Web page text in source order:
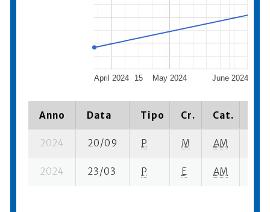
April 2024 May 2024 June 2024
15
Anno Data Tipo Cr. Cat.
2024 20/09 P M AM
2024 23/03 P E AM